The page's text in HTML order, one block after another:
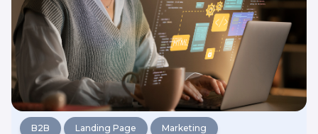
B2B Landing Page Marketing